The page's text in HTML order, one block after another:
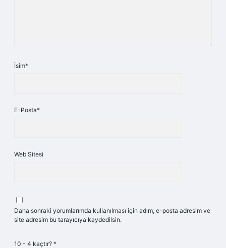
İsim*
E-Posta*
Web Sitesi
Daha sonraki yorumlarımda kullanılması için adım, e-posta adresim ve
site adresim bu tarayıcıya kaydedilsin.
10 - 4 kaçtır? *